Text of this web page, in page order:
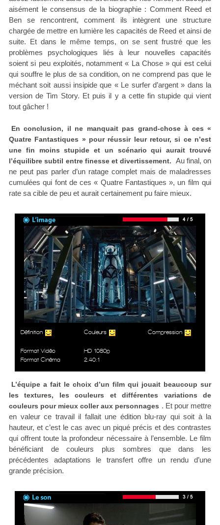
aisément le consensus de la biographie : Comment Reed et
Ben se rencontrent, comment ils intègrent une structure
chargée de mettre en lumière les capacités de Reed et ainsi de
suite. Et dans le même temps, on se sent frustré que les
problèmes psychologiques liés à leur nouvelles capacités
soient si peu exploités, notamment « La Chose » qui est celui
qui souffre le plus de sa condition, on ne comprend pas que le
méchant soit aussi insipide que « Le surfer d’argent » dans la
version de Tim Story. Et puis il y a cette fin stupide qui vient
tout gâcher !
En conclusion, il ne manquait pas grand-chose à ces «
Quatre Fantastiques » pour réussir leur retour, si ce n’est
une fin moins stupide et un scénario qui aurait trouvé
l’équilibre subtil entre finesse et divertissement.
Au final, on
ne peut pas parler d’un ratage complet mais de maladresses
cumulées qui font de ces « Quatre Fantastiques », un film qui
rate sa cible de peu et aurait certainement pu faire mieux.
Définition Couleurs Compression
Format Vidéo
HD 1080p
Format Cinéma
2.40:1
L’équipe a fait le choix d’un film qui jouait beaucoup sur
les textures, les couleurs et différentes variations de
couleurs pour mieux coller aux personnages . Et pour mettre
en valeur ce travail il fallait une édition blu-ray qui soit à la
hauteur, et c’est le cas avec un piqué précis et des contrastes
qui offrent toute la profondeur nécessaire à l’ensemble. Le film
bénéficiant de couleurs plus sombres que dans les
précédentes adaptations le transfert offre un rendu d’une
grande précision.